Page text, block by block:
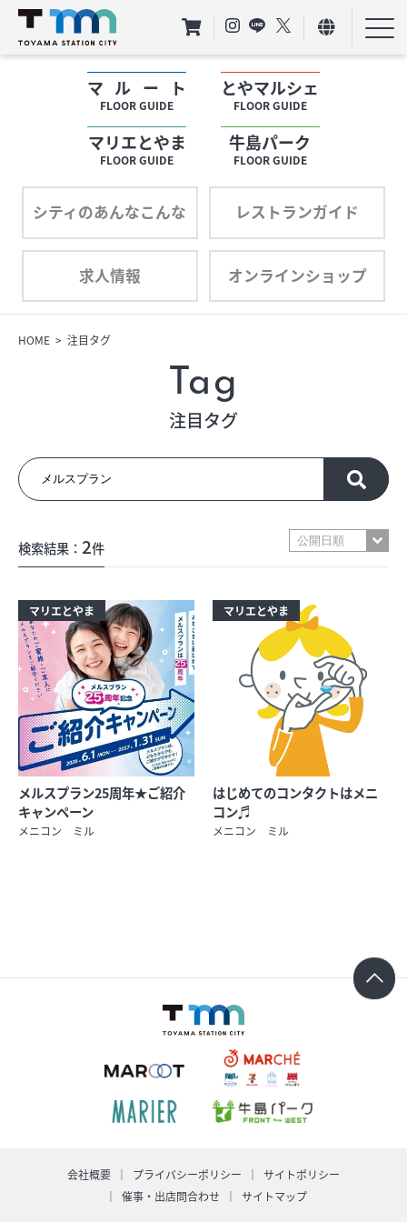
マルート
FLOOR GUIDE
とやマルシェ
FLOOR GUIDE
マリエとやま
FLOOR GUIDE
牛島パーク
FLOOR GUIDE
シティのあんなこんな レストランガイド
求人情報 オンラインショップ
フロアガイド
ショップリスト
プロフィール
フロアガイド
プロフィール
フロアガイド
ショップリスト
フロアガイド
ショップリスト
プロフィール
シティのあんなこんな レストランガイド
イベント
オフィシャルアカウント
ショップ求人情報
HOME 注目タグ
Tag
注目タグ
検索結果： 2件
マリエとやま
メルスプラン25周年★ご紹介
キャンペーン
メニコン ミル
マリエとやま
はじめてのコンタクトはメニ
コン♬
メニコン ミル
会社概要 プライバシーポリシー
サイトポリシー
催事・出店問合わせ
サイトマップ